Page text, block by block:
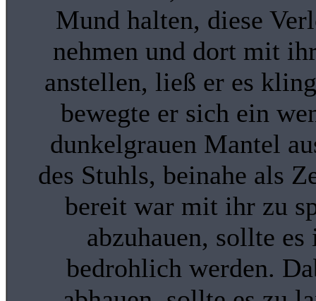
Mund halten, diese
nehmen und dort mit
anstellen, ließ er es
bewegte er sich ein
dunkelgrauen Mantel
des Stuhls, beinahe als
bereit war mit ihr zu
abzuhauen, sollte
bedrohlich werden.